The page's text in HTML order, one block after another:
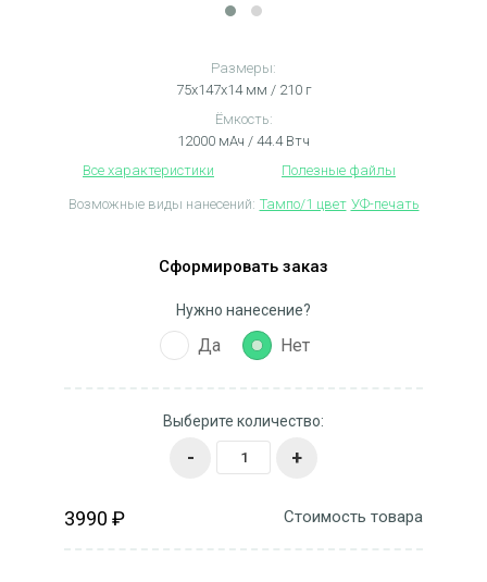
Размеры:
75х147х14 мм / 210 г
Ёмкость:
12000 мАч / 44.4 Втч
Все характеристики
Полезные файлы
Возможные виды нанесений: Тампо/1 цвет УФ-печать
Сформировать заказ
Нужно нанесение?
Да Нет
Выберите количество:
- +
3990 ₽ Стоимость товара